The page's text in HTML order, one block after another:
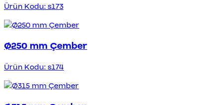
Ürün Kodu: s173
Ø250 mm Çember
Ürün Kodu: s174